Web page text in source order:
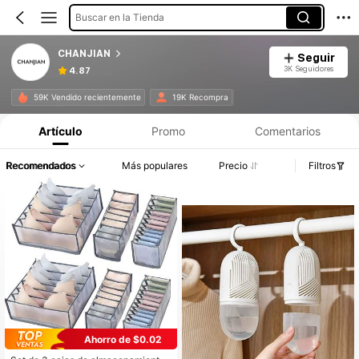
Buscar en la Tienda
CHANJIAN
4.87
Seguir
3K Seguidores
59K Vendido recientemente 19K Recompra
Artículo Promo Comentarios
Recomendados Más populares Precio Filtros
Ahorro de $0.02